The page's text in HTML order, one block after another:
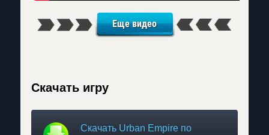
Еще видео
Скачать игру
Скачать Urban Empire по